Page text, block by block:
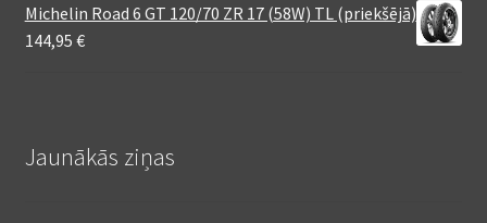
Michelin Road 6 GT 120/70 ZR 17 (58W) TL (priekšējā)
144,95 €
Jaunākās ziņas